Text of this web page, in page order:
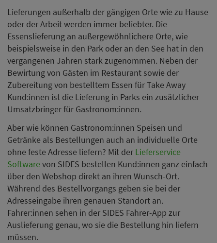
Lieferungen außerhalb der gängigen Orte wie zu Hause
oder der Arbeit werden immer beliebter. Die
Essenslieferung an außergewöhnlichere Orte, wie
beispielsweise in den Park oder an den See hat in den
vergangenen Jahren stark zugenommen. Neben der
Bewirtung von Gästen im Restaurant sowie der
Zubereitung von bestelltem Essen für Take Away
Kund:innen ist die Lieferung in Parks ein zusätzlicher
Umsatzbringer für Gastronom:innen.
Aber wie können Gastronom:innen Speisen und
Getränke als Bestellungen auch an individuelle Orte
ohne feste Adresse liefern? Mit der Lieferservice
Softwarevon SIDES bestellen Kund:innen ganz einfach
über den Webshop direkt an ihren Wunsch-Ort.
Während des Bestellvorgangs geben sie bei der
Adresseingabe ihren genauen Standort an.
Fahrer:innen sehen in der SIDES Fahrer-App zur
Auslieferung genau, wo sie die Bestellung hin liefern
müssen.